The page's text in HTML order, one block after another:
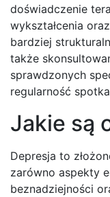
doświadczenie
wykształcenia
bardziej
także
sprawdzonych
regularność
Jakie są
Depresja to
zarówno aspekty
beznadziejności